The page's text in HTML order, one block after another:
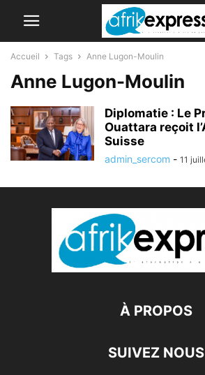
Accueil Tags Anne Lugon-Moulin
Anne Lugon-Moulin
Diplomatie : Le
Ouattara reçoit
Suisse
admin_sercom - 11
À PROPOS
SUIVEZ NOUS